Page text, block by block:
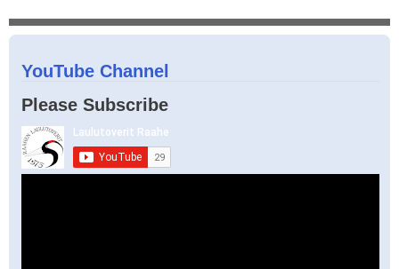
YouTube Channel
Please Subscribe